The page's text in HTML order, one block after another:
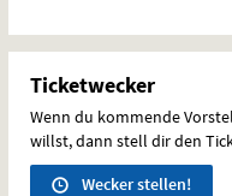
Ticketwecker
Wenn du kommende
willst, dann stell dir den
Wecker stellen!